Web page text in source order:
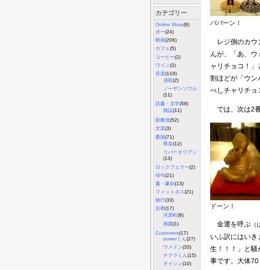
カテゴリー
Online Shop(9)
ポー(24)
映画(206)
カフェ(5)
コーヒー(2)
ワイン(2)
音楽(119)
演歌(2)
ノーザンソウル
(11)
読書・文学(58)
雑誌(11)
歌舞伎(52)
文楽(3)
憂国(71)
尊皇(12)
リバータリアン
(13)
ロックフェラー(2)
俳句(21)
書・篆刻(13)
フィットネス(21)
旅行(33)
京都(17)
河原町 (8)
祇園(1)
Customers(17)
powerくん (27)
ウメドン(33)
ナクラくん (15)
オイシン(10)
ババーン！
レジ側のカウ
んが、「あ、
ャリチョコ！
割ほどが「ウン
べしチャリチ
では、次は2
ドーン！
金運を呼ぶ （
いふ訳にはい
生！！！」と騒
事です。大体